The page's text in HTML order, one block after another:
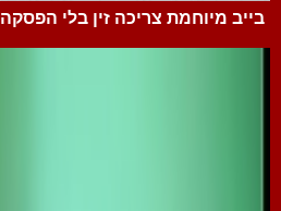
בייב מיוחמת צריכה זין בלי הפסקה